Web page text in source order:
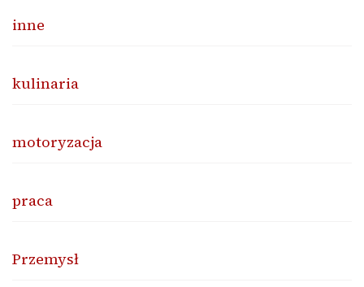
inne
kulinaria
motoryzacja
praca
Przemysł